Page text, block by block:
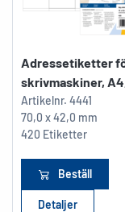
Adressetiketter
skrivmaskiner,
Artikelnr. 4441
70,0 x 42,0 mm
420 Etiketter
Beställ
Detaljer